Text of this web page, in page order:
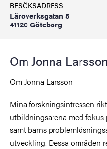
BESÖKSADRESS
Läroverksgatan 5
41120 Göteborg
Om Jonna Larsson
Om Jonna Larsson
Mina forskningsintressen
utbildningsarena med
samt barns
utveckling. Dessa områden